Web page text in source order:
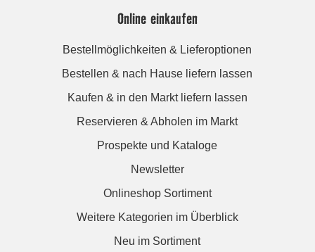
Online einkaufen
Bestellmöglichkeiten & Lieferoptionen
Bestellen & nach Hause liefern lassen
Kaufen & in den Markt liefern lassen
Reservieren & Abholen im Markt
Prospekte und Kataloge
Newsletter
Onlineshop Sortiment
Weitere Kategorien im Überblick
Neu im Sortiment